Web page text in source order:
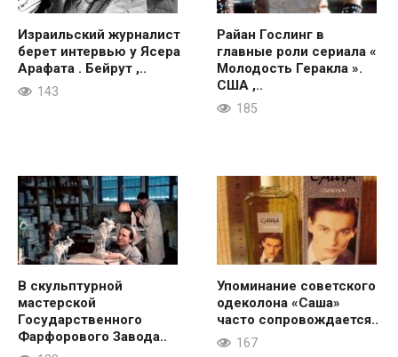
Израильский журналист
берет интервью у Ясера
Арафата . Бейрут ,..
143
Райан Гослинг в
главные роли сериала «
Молодость Геракла ».
США ,..
185
В скульптурной
мастерской
Государственного
Фарфорового Завода..
Упоминание советского
одеколона «Саша»
часто сопровождается..
167